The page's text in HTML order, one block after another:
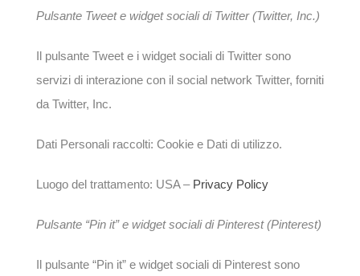
Pulsante Tweet e widget sociali di Twitter (Twitter, Inc.)
Il pulsante Tweet e i widget sociali di Twitter sono
servizi di interazione con il social network Twitter, forniti
da Twitter, Inc.
Dati Personali raccolti: Cookie e Dati di utilizzo.
Luogo del trattamento: USA – Privacy Policy
Pulsante “Pin it” e widget sociali di Pinterest (Pinterest)
Il pulsante “Pin it” e widget sociali di Pinterest sono